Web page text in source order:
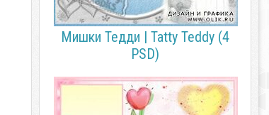
Мишки Тедди | Tatty Teddy (4
PSD)